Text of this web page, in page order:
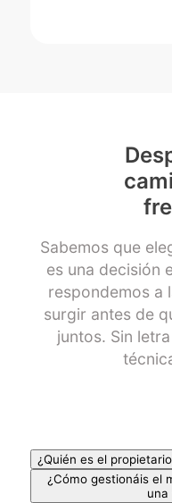
Sabemos que
es una decisión
respondemos a
surgir antes de
juntos. Sin
¿Quién es el
¿Cómo gestionáis el
una